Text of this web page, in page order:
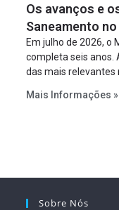
projeto a projeto.
Os avanços e
Saneamento
Em julho de 2026, o
completa seis anos.
das mais
serviços, ampliar a
Mais Informações »
Sobre Nós